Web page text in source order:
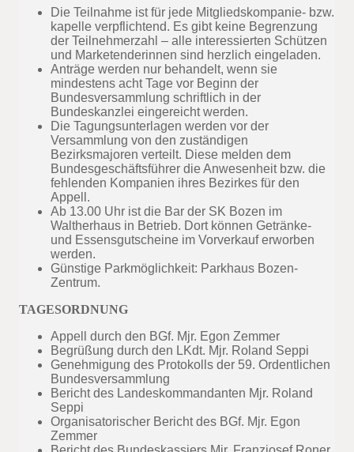
Die Teilnahme ist für jede Mitgliedskompanie- bzw.
kapelle verpflichtend. Es gibt keine Begrenzung
der Teilnehmerzahl – alle interessierten Schützen
und Marketenderinnen sind herzlich eingeladen.
Anträge werden nur behandelt, wenn sie
mindestens acht Tage vor Beginn der
Bundesversammlung schriftlich in der
Bundeskanzlei eingereicht werden.
Die Tagungsunterlagen werden vor der
Versammlung von den zuständigen
Bezirksmajoren verteilt. Diese melden dem
Bundesgeschäftsführer die Anwesenheit bzw. die
fehlenden Kompanien ihres Bezirkes für den
Appell.
Ab 13.00 Uhr ist die Bar der SK Bozen im
Waltherhaus in Betrieb. Dort können Getränke-
und Essensgutscheine im Vorverkauf erworben
werden.
Günstige Parkmöglichkeit: Parkhaus Bozen-
Zentrum.
TAGESORDNUNG
Appell durch den BGf. Mjr. Egon Zemmer
Begrüßung durch den LKdt. Mjr. Roland Seppi
Genehmigung des Protokolls der 59. Ordentlichen
Bundesversammlung
Bericht des Landeskommandanten Mjr. Roland
Seppi
Organisatorischer Bericht des BGf. Mjr. Egon
Zemmer